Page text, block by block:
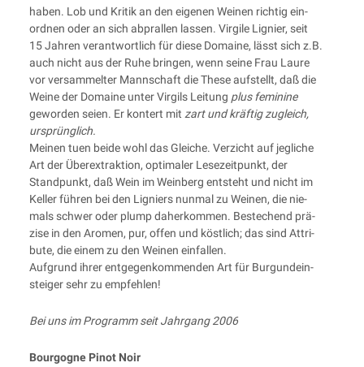
haben. Lob und Kri­tik an den eige­nen Wei­nen rich­tig ein­
ord­nen oder an sich abpral­len las­sen. Vir­gi­le Lignier, seit
15 Jah­ren ver­ant­wort­lich für die­se Domaine, lässt sich z.B.
auch nicht aus der Ruhe brin­gen, wenn sei­ne Frau Lau­re
vor ver­sam­mel­ter Mann­schaft die The­se auf­stellt, daß die
Wei­ne der Domaine unter Vir­gils Lei­tung plus femi­ni­ne
gewor­den sei­en. Er kon­tert mit zart und kräf­tig zugleich,
ursprünglich.
Mei­nen tuen bei­de wohl das Glei­che. Ver­zicht auf jeg­li­che
Art der Über­ex­trak­ti­on, opti­ma­ler Lese­zeit­punkt, der
Stand­punkt, daß Wein im Wein­berg ent­steht und nicht im
Kel­ler füh­ren bei den Ligniers nun­mal zu Wei­nen, die nie­
mals schwer oder plump daher­kom­men. Bestechend prä­
zi­se in den Aro­men, pur, offen und köst­lich; das sind Attri­
bu­te, die einem zu den Wei­nen einfallen.
Auf­grund ihrer ent­ge­gen­kom­men­den Art für Bur­gun­dein­
stei­ger sehr zu empfehlen!
Bei uns im Pro­gramm seit Jahr­gang 2006
Bour­go­gne Pinot Noir